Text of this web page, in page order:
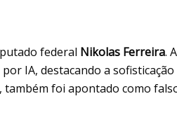
federal Nikolas Ferreira. A
IA, destacando a sofisticação
foi apontado como